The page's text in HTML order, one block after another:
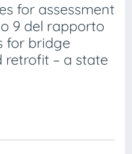
for assessment
9 del rapporto
for bridge
retrofit – a state